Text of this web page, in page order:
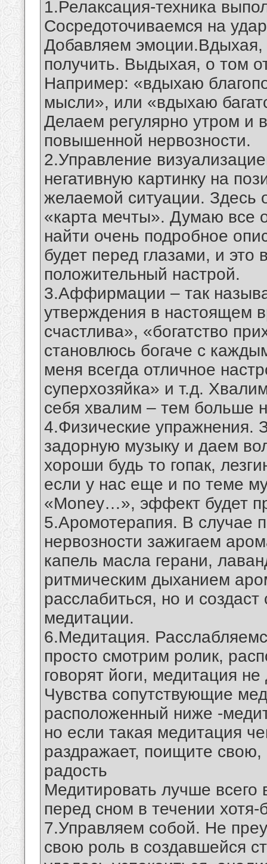
1.Релаксация-техника
Сосредоточиваемся на
Добавляем
получить. Выдыхая, о том
Например: «вдыхаю
мысли», или «вдыхаю
Делаем регулярно утром и
повышенной нервозности.
2.Управление
негативную картинку на
желаемой ситуации. Здесь
«карта мечты». Думаю все
найти очень подробное
будет перед глазами, и это
положительный настрой.
3.Аффирмации – так
утверждения в настоящем
счастлива», «богатство
становлюсь богаче с
меня всегда отличное
суперхозяйка» и т.д.
себя хвалим – тем больше
4.Физические упражнения.
задорную музыку и даем
хороши будь то гопак,
если у нас еще и по теме
«Money…», эффект будет
5.Аромотерапия. В случае
нервозности зажигаем
капель масла герани,
ритмическим дыханием
расслабиться, но и
медитации.
6.Медитация.
просто смотрим ролик,
говорят йоги, медитация
Чувства сопутствующие
расположенный ниже -
но если такая медитация
раздражает, поищите
радость
Медитировать лучше
перед сном в течении
7.Управляем собой. Не
свою роль в создавшейся